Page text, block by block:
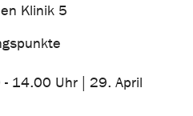
Klinik 5
14.00 Uhr | 29. April